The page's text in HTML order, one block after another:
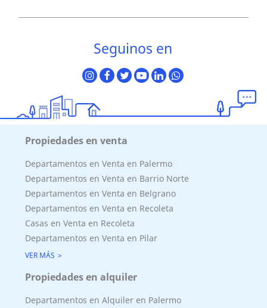
Seguinos en
Propiedades en venta
Departamentos en Venta en Palermo
Departamentos en Venta en Barrio Norte
Departamentos en Venta en Belgrano
Departamentos en Venta en Recoleta
Casas en Venta en Recoleta
Departamentos en Venta en Pilar
VER MÁS
Propiedades en alquiler
Departamentos en Alquiler en Palermo